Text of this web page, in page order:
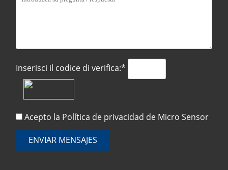
Inserisci il codice di verifica:*
Acepto la Política de privacidad de Micro Sensor
ENVIAR MENSAJES